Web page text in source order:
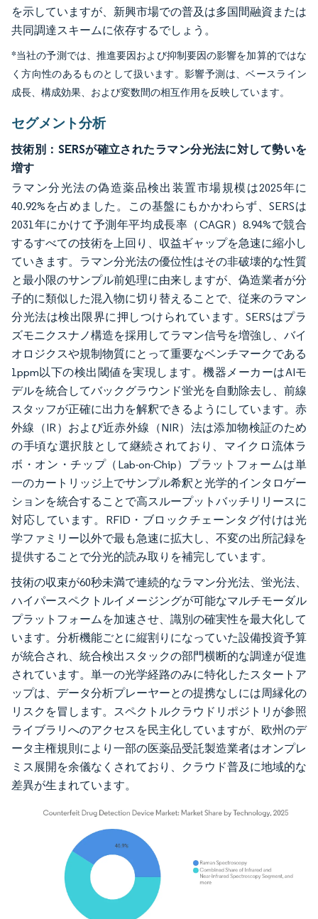
を示していますが、新興市場での普及は多国間融資または
共同調達スキームに依存するでしょう。
*当社の予測では、推進要因および抑制要因の影響を加算的ではな
く方向性のあるものとして扱います。影響予測は、ベースライン
成長、構成効果、および変数間の相互作用を反映しています。
セグメント分析
技術別：SERSが確立されたラマン分光法に対して勢いを
増す
ラマン分光法の偽造薬品検出装置市場規模は2025年に
40.92%を占めました。この基盤にもかかわらず、SERSは
2031年にかけて予測年平均成長率（CAGR）8.94%で競合
するすべての技術を上回り、収益ギャップを急速に縮小し
ていきます。ラマン分光法の優位性はその非破壊的な性質
と最小限のサンプル前処理に由来しますが、偽造業者が分
子的に類似した混入物に切り替えることで、従来のラマン
分光法は検出限界に押しつけられています。SERSはプラ
ズモニクスナノ構造を採用してラマン信号を増強し、バイ
オロジクスや規制物質にとって重要なベンチマークである
1ppm以下の検出閾値を実現します。機器メーカーはAIモ
デルを統合してバックグラウンド蛍光を自動除去し、前線
スタッフが正確に出力を解釈できるようにしています。赤
外線（IR）および近赤外線（NIR）法は添加物検証のため
の手頃な選択肢として継続されており、マイクロ流体ラ
ボ・オン・チップ（Lab-on-Chip）プラットフォームは単
一のカートリッジ上でサンプル希釈と光学的インタロゲー
ションを統合することで高スループットバッチリリースに
対応しています。RFID・ブロックチェーンタグ付けは光
学ファミリー以外で最も急速に拡大し、不変の出所記録を
提供することで分光的読み取りを補完しています。
技術の収束が60秒未満で連続的なラマン分光法、蛍光法、
ハイパースペクトルイメージングが可能なマルチモーダル
プラットフォームを加速させ、識別の確実性を最大化して
います。分析機能ごとに縦割りになっていた設備投資予算
が統合され、統合検出スタックの部門横断的な調達が促進
されています。単一の光学経路のみに特化したスタートア
ップは、データ分析プレーヤーとの提携なしには周縁化の
リスクを冒します。スペクトルクラウドリポジトリが参照
ライブラリへのアクセスを民主化していますが、欧州のデ
ータ主権規則により一部の医薬品受託製造業者はオンプレ
ミス展開を余儀なくされており、クラウド普及に地域的な
差異が生まれています。